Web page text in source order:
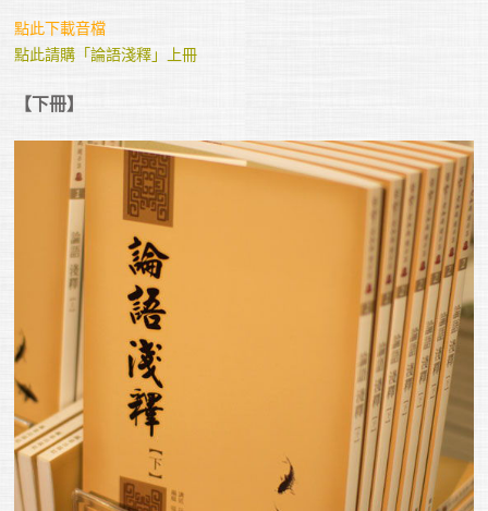
點此下載音檔
點此請購「論語淺釋」上冊
【下冊】